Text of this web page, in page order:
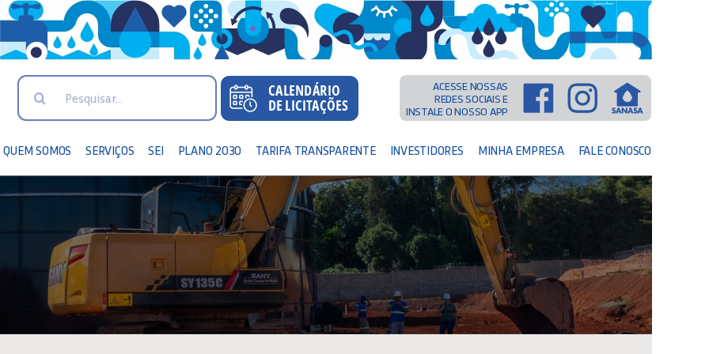
Search
ACESSE NOSSAS
REDES SOCIAIS E
INSTALE O NOSSO APP
QUEM SOMOS SERVIÇOS SEI PLANO 2030 TARIFA TRANSPARENTE INVESTIDORES MINHA EMPRESA FALE CONOSCO